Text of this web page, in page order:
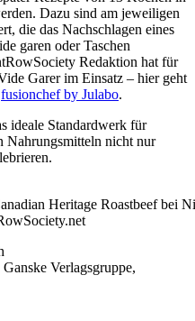
Dazu sind am jeweiligen
die das Nachschlagen eines
garen oder Taschen
Redaktion hat für
Garer im Einsatz – hier geht
fusionchef by Julabo.
ideale Standardwerk für
Nahrungsmitteln nicht nur
Heritage Roastbeef bei
Verlagsgruppe,